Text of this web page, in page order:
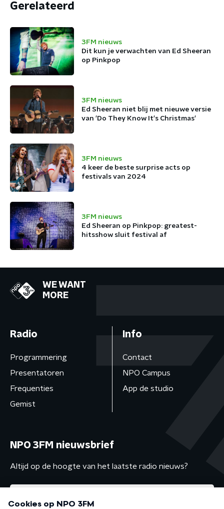
Gerelateerd
3FM nieuws
Dit kun je verwachten van Ed Sheeran
op Pinkpop
3FM nieuws
Ed Sheeran niet blij met nieuwe versie
van 'Do They Know It's Christmas'
3FM nieuws
4 keer de beste surprise acts op
festivals van 2024
3FM nieuws
Ed Sheeran op Pinkpop: greatest-
hitsshow sluit festival af
WE WANT
MORE
Radio
Programmering
Presentatoren
Frequenties
Gemist
Info
Contact
NPO Campus
App de studio
NPO 3FM nieuwsbrief
Altijd op de hoogte van het laatste radio nieuws?